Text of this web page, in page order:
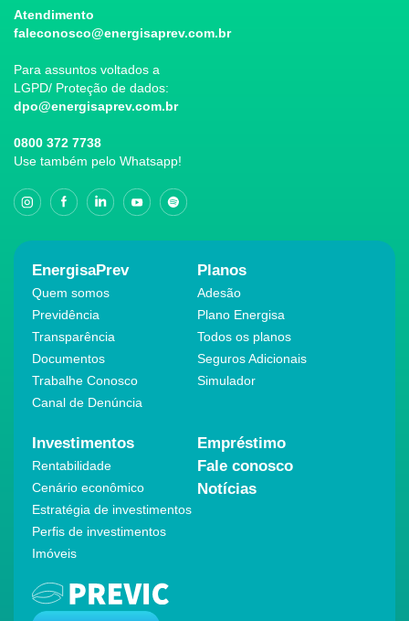
Atendimento
faleconosco@energisaprev.com.br
Para assuntos voltados a
LGPD/ Proteção de dados:
dpo@energisaprev.com.br
0800 372 7738
Use também pelo Whatsapp!
EnergisaPrev
Quem somos
Previdência
Transparência
Documentos
Trabalhe Conosco
Canal de Denúncia
Planos
Adesão
Plano Energisa
Todos os planos
Seguros Adicionais
Simulador
Investimentos
Rentabilidade
Cenário econômico
Estratégia de investimentos
Perfis de investimentos
Imóveis
Empréstimo
Fale conosco
Notícias